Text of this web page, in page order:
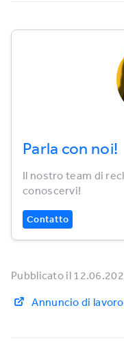
Parla con noi!
Il nostro team di
conoscervi!
Contatto
Pubblicato il
Annuncio di